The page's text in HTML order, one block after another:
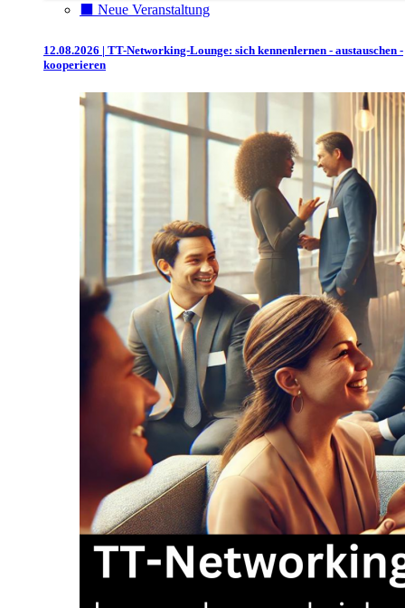
⬛️ Neue Veranstaltung
12.08.2026 | TT-Networking-Lounge: sich kennenlernen - austauschen -
kooperieren